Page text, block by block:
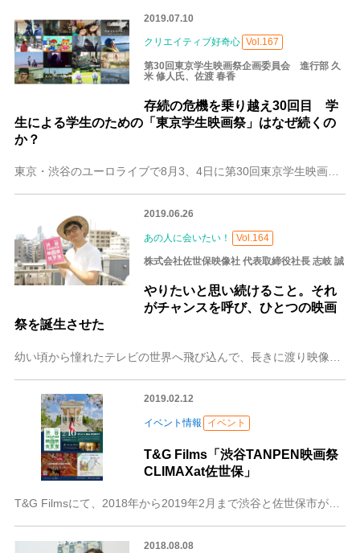
2019.07.10
クリエイティブ好奇心 Vol.167
第30回東京学生映画祭企画委員会 進行部 久
米 修人氏、佐渡 春香
存続の危機を乗り越え30回目 学
生による学生のための「東京学生映画祭」はなぜ続くの
か？
東京・渋谷のユーロライブで8月3、4日に第30回東京学生映画祭（同企画委員会主催）が開かれます。日本映画界の第一線で活躍する有名監督らを輩出してきましたが、昨年
2019.06.26
あの人に会いたい！ Vol.164
株式会社佐世保映像社 代表取締役社長 志岐 誠
やりたいと思い続けること。それ
がチャンスを呼び、ひとつの映画
祭を誕生させた
2019.02.12
イベント情報 イベント
T&G Films「渋谷TANPEN映画祭
CLIMAXat佐世保」
T&G Filmsにて、2018年から2019年2月まで渋谷と佐世保市が共同で開催している渋谷TANPEN映画祭CLIMAXat佐世保の優秀作品ばかり集
2018.08.08